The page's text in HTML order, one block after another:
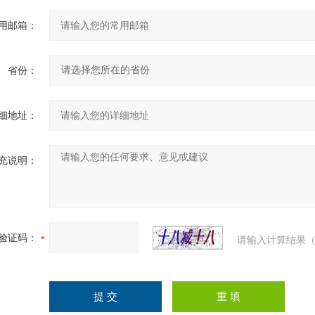
邮箱：
省份：
地址：
说明：
证码： 请输入计算结果